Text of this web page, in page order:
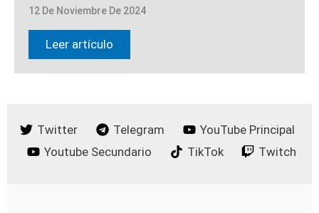
12 De Noviembre De 2024
Leer artículo
Twitter Telegram
YouTube Principal
Youtube Secundario
TikTok Twitch